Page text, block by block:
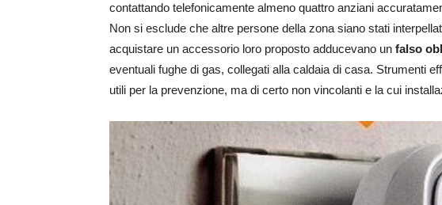
contattando telefonicamente almeno quattro anziani
Non si esclude che altre persone della zona siano stati
acquistare un accessorio loro proposto adducevano un falso
eventuali fughe di gas, collegati alla caldaia di casa. Strumenti
utili per la prevenzione, ma di certo non vincolanti e la cui